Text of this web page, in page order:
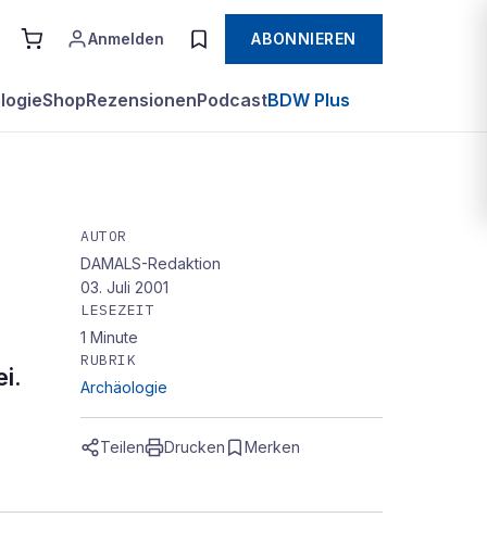
Anmelden ABONNIEREN
ShopRezensionenPodcastBDW Plus
AUTOR
DAMALS-Redaktion
03. Juli 2001
LESEZEIT
1 Minute
RUBRIK
Archäologie
Teilen Drucken Merken